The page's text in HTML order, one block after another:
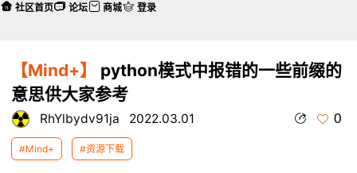
【Mind+】
python模式中报错的一些前缀的
意思供大家参考
RhYlbydv91ja 2022.03.01 0
#Mind+ #资源下载
社区首页 论坛 商城 登录